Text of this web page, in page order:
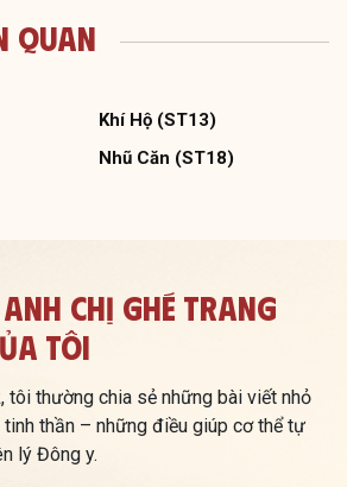
Quan
Khí Hộ (ST13)
Nhũ Căn (ST18)
Chị Ghé Trang
Tôi
tôi thường chia sẻ những bài viết nhỏ
thần – những điều giúp cơ thể tự
lý Đông y.